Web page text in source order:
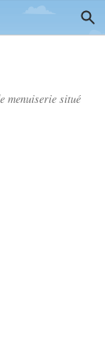
menuiserie situé